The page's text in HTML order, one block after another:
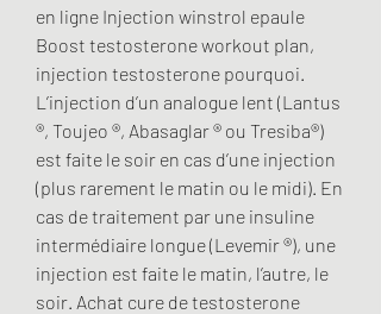
en ligne Injection winstrol epaule
Boost testosterone workout plan,
injection testosterone pourquoi.
L’injection d’un analogue lent (Lantus
®, Toujeo ®, Abasaglar ® ou Tresiba®)
est faite le soir en cas d’une injection
(plus rarement le matin ou le midi). En
cas de traitement par une insuline
intermédiaire longue (Levemir ®), une
injection est faite le matin, l’autre, le
soir. Achat cure de testosterone